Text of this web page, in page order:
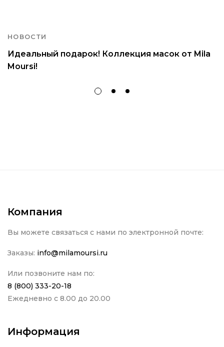
НОВОСТИ
Идеальный подарок! Коллекция масок от Mila
Moursi!
Компания
Вы можете связаться с нами по электронной почте:
Заказы: info@milamoursi.ru
Или позвоните нам по:
8 (800) 333-20-18
Ежедневно с 8.00 до 20.00
Информация